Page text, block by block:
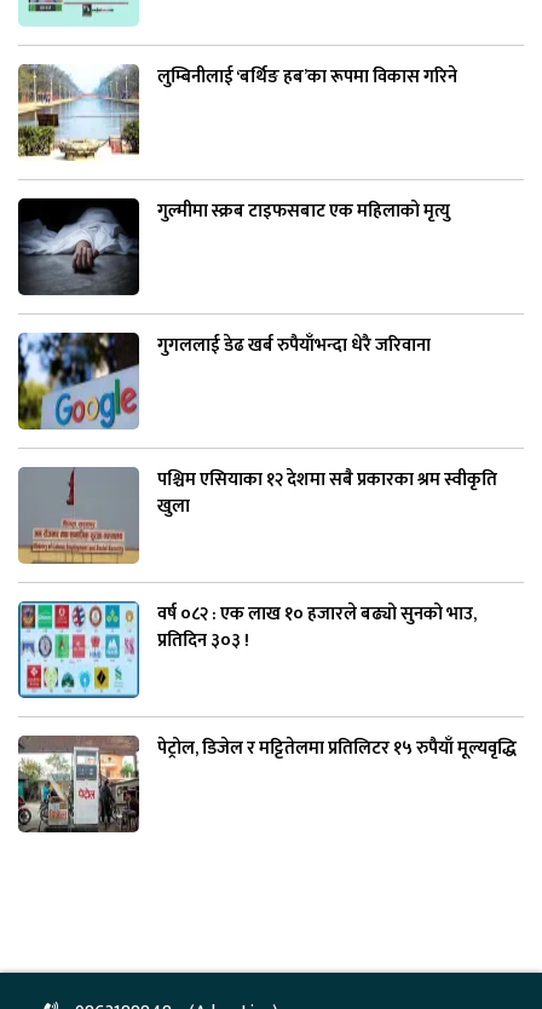
लुम्बिनीलाई ‘बर्थिङ हब’का रूपमा विकास गरिने
गुल्मीमा स्क्रब टाइफसबाट एक महिलाको मृत्यु
गुगललाई डेढ खर्ब रुपैयाँभन्दा धेरै जरिवाना
पश्चिम एसियाका १२ देशमा सबै प्रकारका श्रम स्वीकृति
खुला
वर्ष ०८२ : एक लाख १० हजारले बढ्यो सुनको भाउ,
प्रतिदिन ३०३ !
पेट्रोल, डिजेल र मट्टितेलमा प्रतिलिटर १५ रुपैयाँ मूल्यवृद्धि